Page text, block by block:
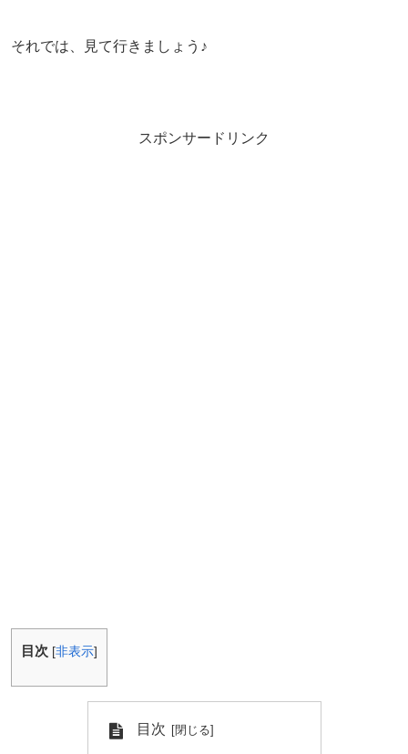
それでは、見て行きましょう♪
スポンサードリンク
目次 [非表示]
目次